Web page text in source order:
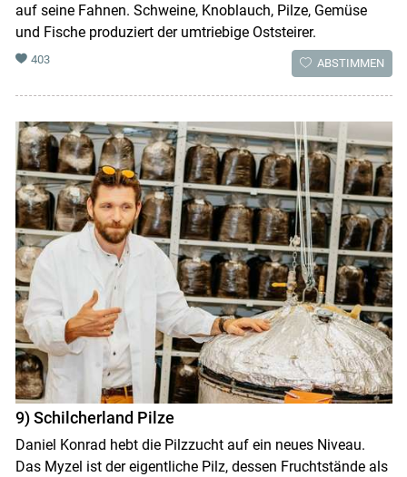
auf seine Fahnen. Schweine, Knoblauch, Pilze, Gemüse
und Fische produziert der umtriebige Oststeirer.
403 ABSTIMMEN
9) Schilcherland Pilze
Daniel Konrad hebt die Pilzzucht auf ein neues Niveau.
Das Myzel ist der eigentliche Pilz, dessen Fruchtstände als